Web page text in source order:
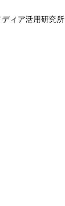
ィア活用研究所